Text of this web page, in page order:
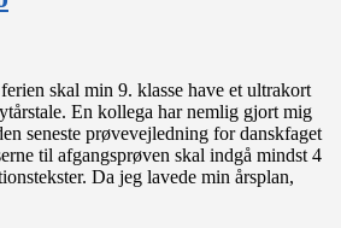
skal min 9. klasse have et ultrakort
En kollega har nemlig gjort mig
seneste prøvevejledning for danskfaget
til afgangsprøven skal indgå mindst 4
Da jeg lavede min årsplan,